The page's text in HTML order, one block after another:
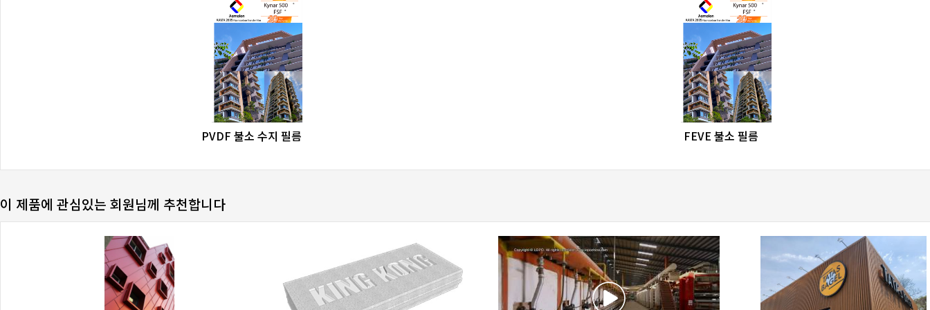
favorite_border share
PVDF 불소 수지 필름 favorite_border share
FEVE 불소 필름
이 제품에 관심있는 회원님께 추천합니다